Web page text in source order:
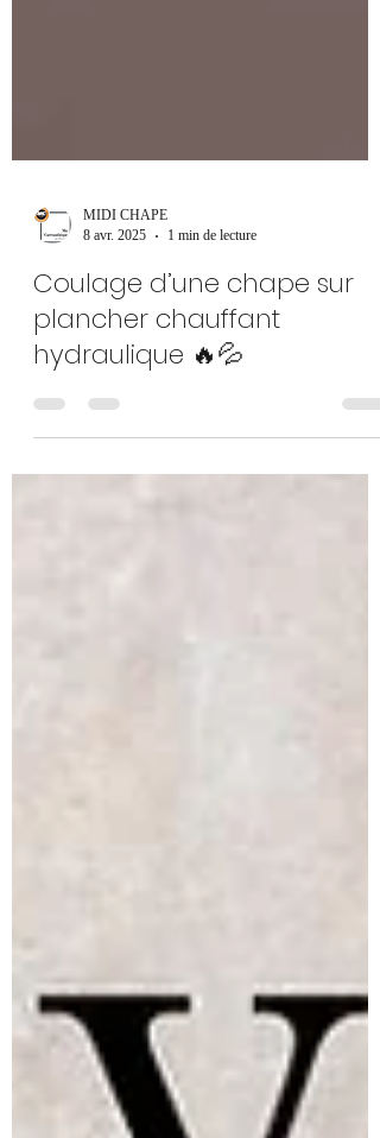
MIDI CHAPE
8 avr. 2025
1 min de lecture
Coulage d’une chape sur
plancher chauffant
hydraulique 🔥💦